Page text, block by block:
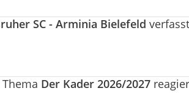
SC - Arminia Bielefeld
Der Kader 2026/2027